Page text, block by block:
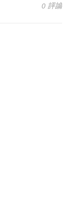
0 評論